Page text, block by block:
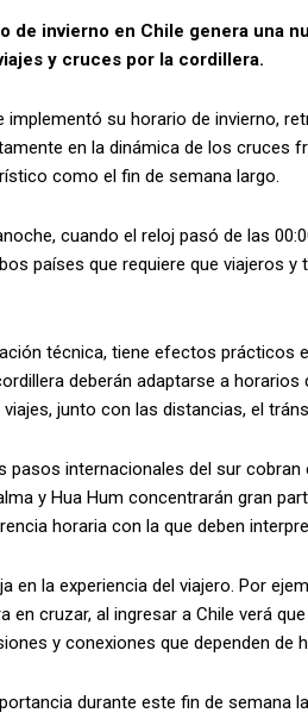
de invierno en Chile genera una
y cruces por la cordillera.
implementó su horario de invierno,
en la dinámica de los cruces
como el fin de semana largo.
cuando el reloj pasó de las
países que requiere que viajeros
técnica, tiene efectos prácticos
deberán adaptarse a
junto con las distancias, el
pasos internacionales del sur
y Hua Hum concentrarán gran
horaria con la que deben
en la experiencia del viajero. Por
en cruzar, al ingresar a Chile verá
y conexiones que dependen de
durante este fin de semana